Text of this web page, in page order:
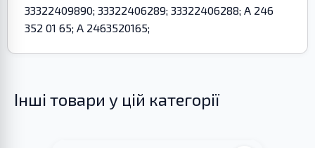
33322409890; 33322406289; 33322406288; A 246
352 01 65; A 2463520165;
Інші товари у цій категорії